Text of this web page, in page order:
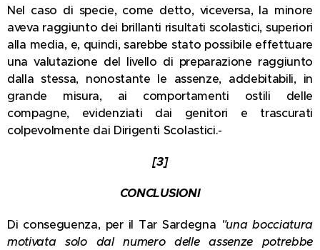
Nel caso di specie, come detto, viceversa, la minore
aveva raggiunto dei brillanti risultati scolastici, superiori
alla media, e, quindi, sarebbe stato possibile effettuare
una valutazione del livello di preparazione raggiunto
dalla stessa, nonostante le assenze, addebitabili, in
grande misura, ai comportamenti ostili delle
compagne, evidenziati dai genitori e trascurati
colpevolmente dai Dirigenti Scolastici.-
[3]
CONCLUSIONI
Di conseguenza, per il Tar Sardegna "una bocciatura
motivata solo dal numero delle assenze potrebbe